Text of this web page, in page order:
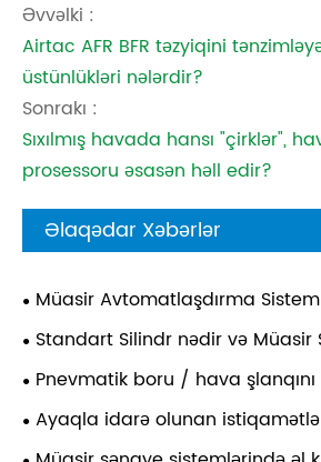
Əvvəlki :
Airtac AFR BFR təzyiqini
üstünlükləri nələrdir?
Sonrakı :
Sıxılmış havada hansı "çirklər",
prosessoru əsasən həll edir?
Əlaqədar Xəbərlər
Müasir Avtomatlaşdırma
Multiaxis Silindr Nə üçün
Standart Silindr nədir və Müasir
Tətbiqlərində Niyə Əhəmiyyətlidir?
Pnevmatik boru / hava
olar?
Ayaqla idarə olunan
sənayenin səmərəliliyini necə